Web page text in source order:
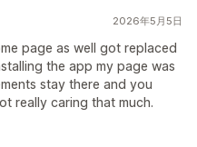
2026年5月5日
page as well got replaced
the app my page was
stay there and you
really caring that much.